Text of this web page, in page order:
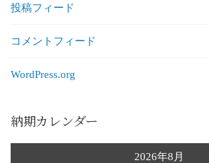
投稿フィード
コメントフィード
WordPress.org
納期カレンダー
2026年8月